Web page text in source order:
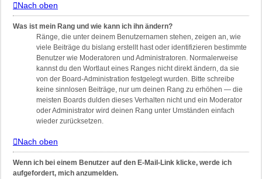
Nach oben
Was ist mein Rang und wie kann ich ihn ändern?
Ränge, die unter deinem Benutzernamen stehen, zeigen an, wie
viele Beiträge du bislang erstellt hast oder identifizieren bestimmte
Benutzer wie Moderatoren und Administratoren. Normalerweise
kannst du den Wortlaut eines Ranges nicht direkt ändern, da sie
von der Board-Administration festgelegt wurden. Bitte schreibe
keine sinnlosen Beiträge, nur um deinen Rang zu erhöhen — die
meisten Boards dulden dieses Verhalten nicht und ein Moderator
oder Administrator wird deinen Rang unter Umständen einfach
wieder zurücksetzen.
Nach oben
Wenn ich bei einem Benutzer auf den E-Mail-Link klicke, werde ich
aufgefordert, mich anzumelden.